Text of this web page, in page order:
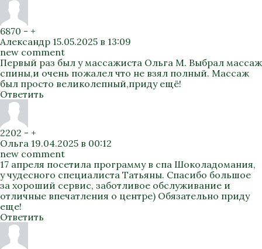
6870 - +
Александр 15.05.2025 в 13:09
new comment
Первый раз был у массажиста Ольга М. Выбрал массаж
спины,и очень пожалел что не взял полный. Массаж
был просто великолепный,приду ещё!
Ответить
2202 - +
Ольга 19.04.2025 в 00:12
new comment
17 апреля посетила программу в спа Шоколадомания,
у чудесного специалиста Татьяны. Спасибо большое
за хороший сервис, заботливое обслуживание и
отличные впечатления о центре) Обязательно приду
еще!
Ответить